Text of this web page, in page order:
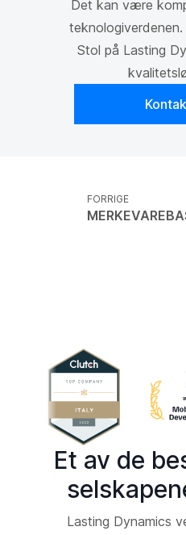
Det kan være
Stol på Lasting
FORRIGE
Et av de
Lasting Dynamics